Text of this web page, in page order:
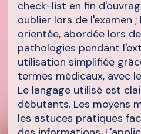
check-list en fin
oublier lors de l'examen
orientée, abordée lors
pathologies pendant
utilisation simplifiée
termes médicaux, avec
Le langage utilisé est
débutants. Les moyens
les astuces pratiques